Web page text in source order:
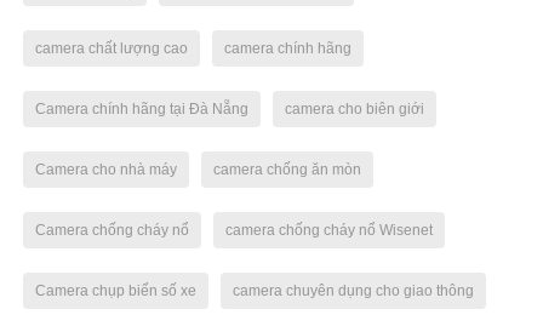
camera chất lượng cao camera chính hãng
Camera chính hãng tại Đà Nẵng camera cho biên giới
Camera cho nhà máy camera chống ăn mòn
Camera chống cháy nổ camera chống cháy nổ Wisenet
Camera chụp biển số xe camera chuyên dụng cho giao thông